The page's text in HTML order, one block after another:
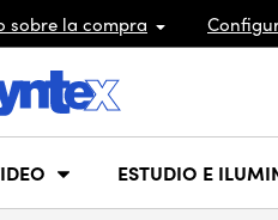
sobre la compra
ESTUDIO E